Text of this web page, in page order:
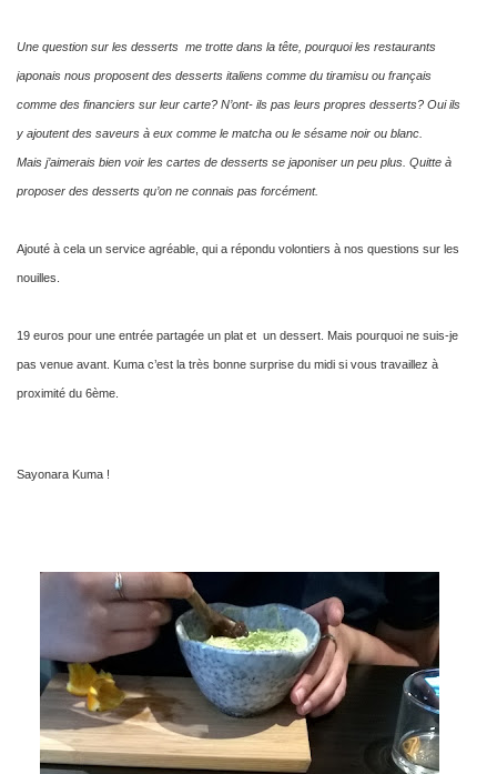
Une question sur les desserts me trotte dans la tête, pourquoi les restaurants
japonais nous proposent des desserts italiens comme du tiramisu ou français
comme des financiers sur leur carte? N’ont- ils pas leurs propres desserts? Oui ils
y ajoutent des saveurs à eux comme le matcha ou le sésame noir ou blanc.
Mais j’aimerais bien voir les cartes de desserts se japoniser un peu plus. Quitte à
proposer des desserts qu’on ne connais pas forcément.
Ajouté à cela un service agréable, qui a répondu volontiers à nos questions sur les
nouilles.
19 euros pour une entrée partagée un plat et un dessert. Mais pourquoi ne suis-je
pas venue avant. Kuma c’est la très bonne surprise du midi si vous travaillez à
proximité du 6ème.
Sayonara Kuma !